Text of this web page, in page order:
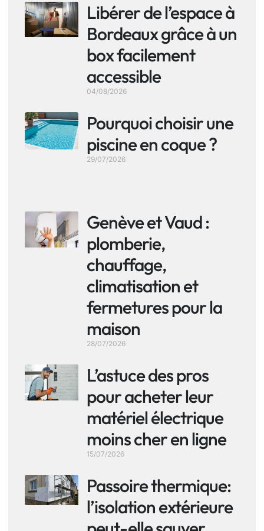
Libérer de l’espace à
Bordeaux grâce à un
box facilement
accessible
04/08/2026
Pourquoi choisir une
piscine en coque ?
29/07/2026
Genève et Vaud :
plomberie,
chauffage,
climatisation et
fermetures pour la
maison
28/07/2026
L’astuce des pros
pour acheter leur
matériel électrique
moins cher en ligne
15/07/2026
Passoire thermique:
l’isolation extérieure